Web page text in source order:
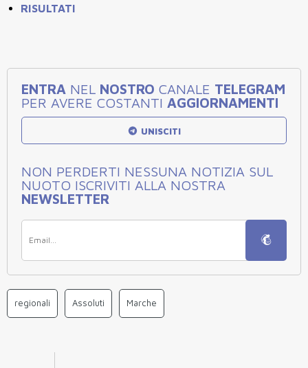
RISULTATI
ENTRA NEL NOSTRO CANALE TELEGRAM
PER AVERE COSTANTI AGGIORNAMENTI
UNISCITI
NON PERDERTI NESSUNA NOTIZIA SUL
NUOTO ISCRIVITI ALLA NOSTRA
NEWSLETTER
regionali Assoluti Marche